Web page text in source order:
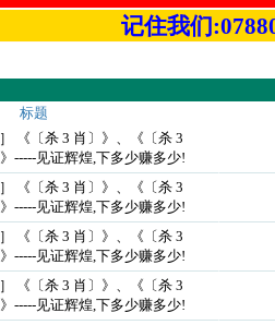
记住我们
标题
《〔杀 3 肖〕》、《〔杀 3
-----见证辉煌,下多少赚多少!
《〔杀 3 肖〕》、《〔杀 3
-----见证辉煌,下多少赚多少!
《〔杀 3 肖〕》、《〔杀 3
-----见证辉煌,下多少赚多少!
《〔杀 3 肖〕》、《〔杀 3
-----见证辉煌,下多少赚多少!